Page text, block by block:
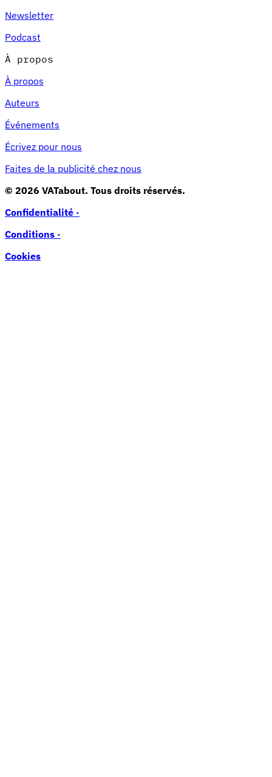
Newsletter
Podcast
À propos
À propos
Auteurs
Événements
Écrivez pour nous
Faites de la publicité chez nous
© 2026 VATabout. Tous droits réservés.
Confidentialité ·
Conditions ·
Cookies